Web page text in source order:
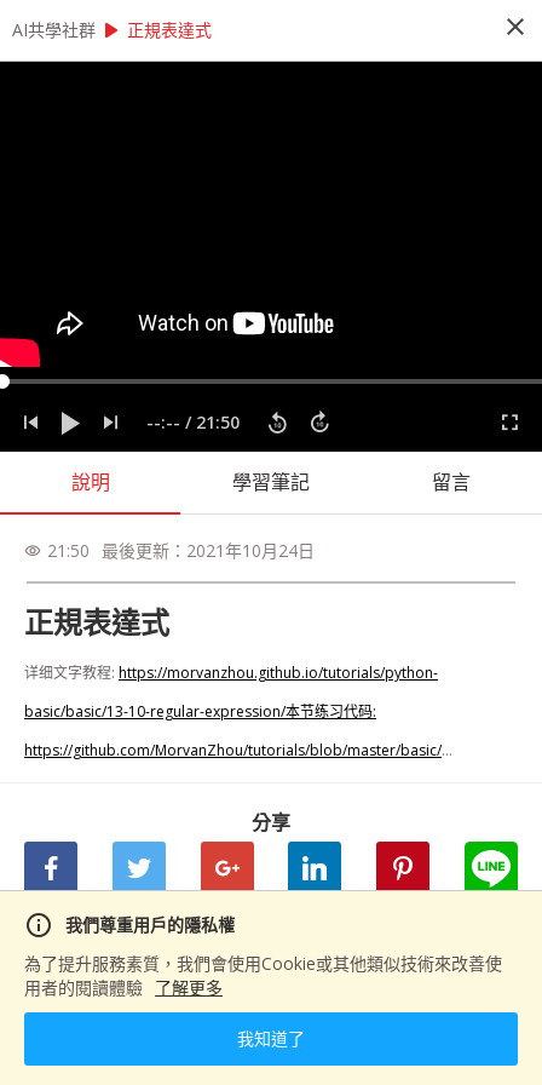
AI共學社群 play_arrow 莫凡 Python 基礎研習讀書會
label Matplotlib Numpy
Pandas
課程內容(73) 學習筆記(43) 會員(166) 課程介紹
info
我們尊重用戶的隱私權
為了提升服務素質，我們會使用Cookie或其他類似技術來改善使
用者的閱讀體驗 了解更多
我知道了
AI共學社群 play_arrow 正規表達式 close
--:-- / 21:50
說明 學習筆記 留言
visibility 21:50 最後更新： 2021年10月24日
正規表達式
详细文字教程: https://morvanzhou.github.io/tutorials/python-
basic/basic/13-10-regular-expression/本节练习代码:
https://github.com/MorvanZhou/tutorials/blob/master/basic/...
分享
下一篇